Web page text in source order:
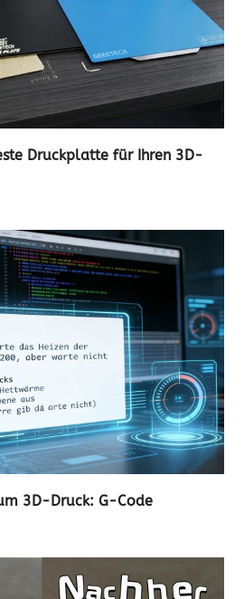
Druckplatte für Ihren 3D-
3D-Druck: G-Code